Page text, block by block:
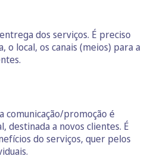
dos serviços. É preciso
local, os canais (meios) para a
comunicação/promoção é
destinada a novos clientes. É
do serviços, quer pelos